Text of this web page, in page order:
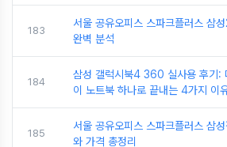
183
서울 공유오피스 스파크플러스 삼
완벽 분석
184
삼성 갤럭시북4 360 실사용 후기:
이 노트북 하나로 끝내는 4가지 이
185
서울 공유오피스 스파크플러스 삼
와 가격 총정리